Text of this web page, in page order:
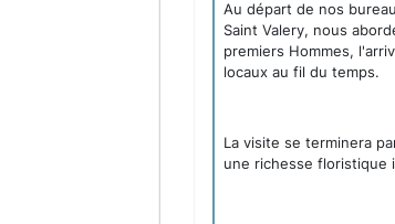
Au départ de nos
Saint Valery, nous
premiers Hommes,
locaux au fil du temps.
La visite se terminera
une richesse floristique